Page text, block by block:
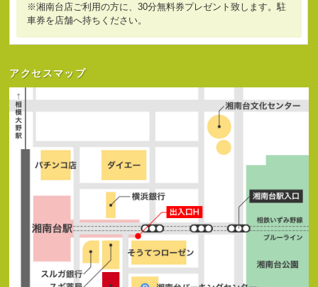
※湘南台店ご利用の方に、30分無料券プレゼント致します。駐
車券を店舗へ持ちください。
アクセスマップ